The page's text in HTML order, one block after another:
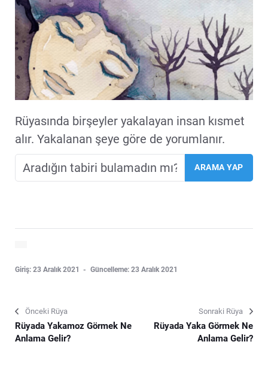
Rüyasında birşeyler yakalayan insan kısmet
alır. Yakalanan şeye göre de yorumlanır.
Giriş: 23 Aralık 2021 Güncelleme: 23 Aralık 2021
Önceki Rüya
Rüyada Yakamoz Görmek Ne
Anlama Gelir?
Sonraki Rüya
Rüyada Yaka Görmek Ne
Anlama Gelir?